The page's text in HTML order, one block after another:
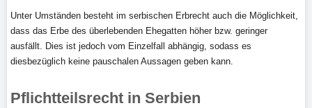
Unter Umständen besteht im serbischen Erbrecht auch die Möglichkeit,
dass das Erbe des überlebenden Ehegatten höher bzw. geringer
ausfällt. Dies ist jedoch vom Einzelfall abhängig, sodass es
diesbezüglich keine pauschalen Aussagen geben kann.
Pflichtteilsrecht in Serbien